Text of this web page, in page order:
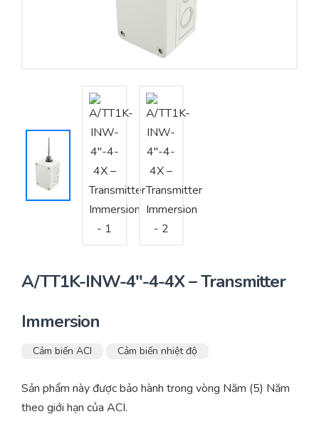
Cung cấp giải pháp quản lý cho toà nhà (BMS)
Tư vấn – Thiết kế – Cung cấp thiết bị HVAC
Tư vấn thiết kế, thi công tủ điều khiển
Thi công – Lắp đặt hệ thống HVAC
A/TT1K-INW-4″-4-4X – Transmitter
Immersion
Cảm biến ACI Cảm biến nhiệt độ
Sản phẩm này được bảo hành trong vòng Năm (5) Năm
theo giới hạn của ACI.